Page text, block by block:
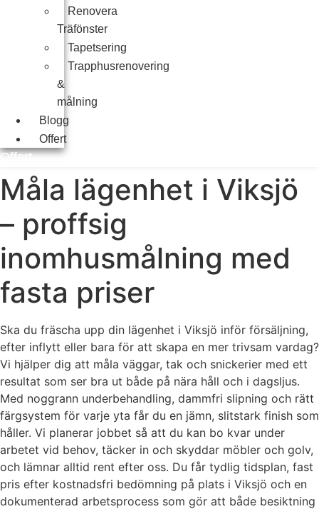
Renovera
Träfönster
Tapetsering
Trapphusrenovering
&
målning
Blogg
Offert
Offert
Måla lägenhet i Viksjö
– proffsig
inomhusmålning med
fasta priser
Ska du fräscha upp din lägenhet i Viksjö inför försäljning,
efter inflytt eller bara för att skapa en mer trivsam vardag?
Vi hjälper dig att måla väggar, tak och snickerier med ett
resultat som ser bra ut både på nära håll och i dagsljus.
Med noggrann underbehandling, dammfri slipning och rätt
färgsystem för varje yta får du en jämn, slitstark finish som
håller. Vi planerar jobbet så att du kan bo kvar under
arbetet vid behov, täcker in och skyddar möbler och golv,
och lämnar alltid rent efter oss. Du får tydlig tidsplan, fast
pris efter kostnadsfri bedömning på plats i Viksjö och en
dokumenterad arbetsprocess som gör att både besiktning